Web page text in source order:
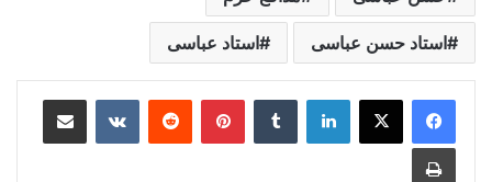
استاد حسن عباسی استاد عباسی
لینکدین ‫تامبلر ‫پین‌ترست‫رددیت ‫VKontakteاشتراک گذاری از طریق ایمیل
چاپ